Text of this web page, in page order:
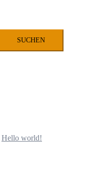
SUCHEN
Hello world!